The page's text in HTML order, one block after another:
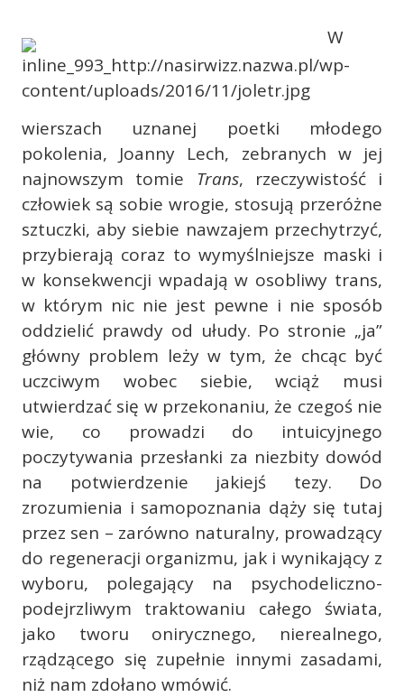
W
wierszach uznanej poetki młodego
pokolenia, Joanny Lech, zebranych w jej
najnowszym tomie Trans, rzeczywistość i
człowiek są sobie wrogie, stosują przeróżne
sztuczki, aby siebie nawzajem przechytrzyć,
przybierają coraz to wymyślniejsze maski i
w konsekwencji wpadają w osobliwy trans,
w którym nic nie jest pewne i nie sposób
oddzielić prawdy od ułudy. Po stronie „ja”
główny problem leży w tym, że chcąc być
uczciwym wobec siebie, wciąż musi
utwierdzać się w przekonaniu, że czegoś nie
wie, co prowadzi do intuicyjnego
poczytywania przesłanki za niezbity dowód
na potwierdzenie jakiejś tezy. Do
zrozumienia i samopoznania dąży się tutaj
przez sen – zarówno naturalny, prowadzący
do regeneracji organizmu, jak i wynikający z
wyboru, polegający na psychodeliczno-
podejrzliwym traktowaniu całego świata,
jako tworu onirycznego, nierealnego,
rządzącego się zupełnie innymi zasadami,
niż nam zdołano wmówić.